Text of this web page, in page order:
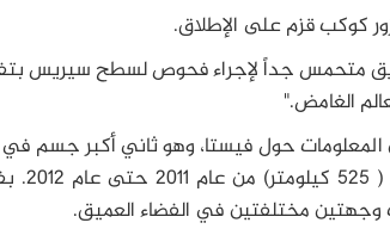
كوكب قزم على الإطلاق.
متحمس جداً لإجراء فحوص لسطح سيريس
الغامض."
من 30000 صورة والعديد من المعلومات حول فيستا، وهو ثاني
دارت داون حول
وجهتين مختلفتين في الفضاء العميق.